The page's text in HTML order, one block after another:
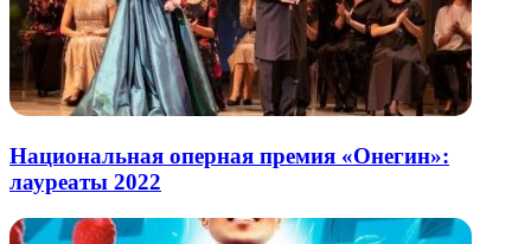
Национальная оперная премия «Онегин»:
лауреаты 2022